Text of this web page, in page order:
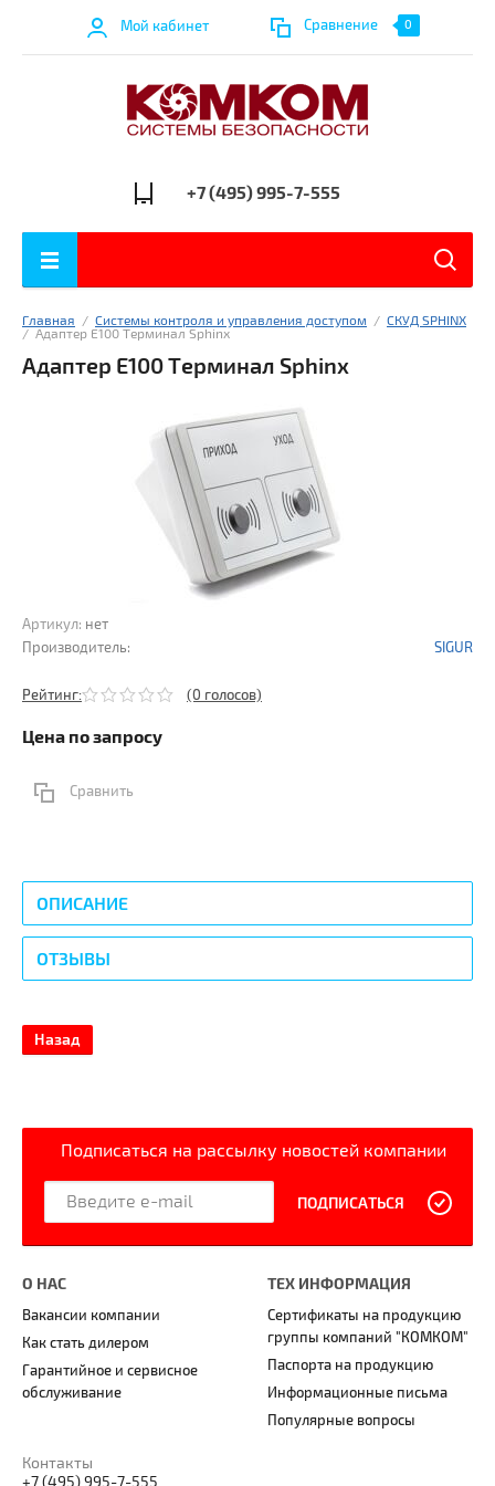
Мой кабинет Сравнение 0
+7 (495) 995-7-555
Главная
  /
Системы контроля и управления доступом
  /
СКУД SPHINX
/ Адаптер E100 Терминал Sphinx
Адаптер E100 Терминал Sphinx
Артикул: нет
Производитель:
SIGUR
Рейтинг: (0 голосов)
Цена по запросу
Сравнить
ОПИСАНИЕ
ОТЗЫВЫ
Назад
Подписаться на рассылку новостей компании
ПОДПИСАТЬСЯ
О НАС
Вакансии компании
Как стать дилером
Гарантийное и сервисное
обслуживание
ТЕХ ИНФОРМАЦИЯ
Сертификаты на продукцию
группы компаний "КОМКОМ"
Паспорта на продукцию
Информационные письма
Популярные вопросы
Контакты